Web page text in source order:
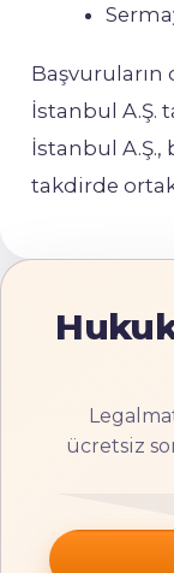
İstanbul A.Ş.
İstanbul
takdirde
ücretsiz